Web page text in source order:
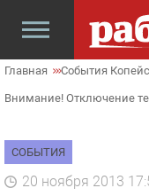
Главная События
Внимание! Отключение
СОБЫТИЯ
20 ноября 2013